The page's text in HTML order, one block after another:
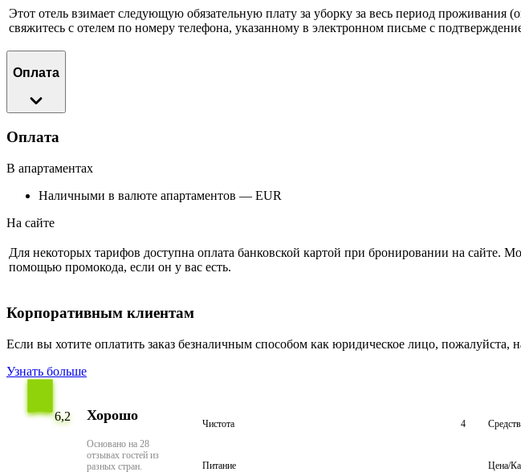
Этот отель взимает следующую обязательную плату за уборку за весь период
свяжитесь с отелем по номеру телефона, указанному в электронном письме с
Оплата
Оплата
В апартаментах
Наличными в валюте апартаментов — EUR
На сайте
Для некоторых тарифов доступна оплата банковской картой при бронировании на
помощью промокода, если он у вас есть.
Корпоративным клиентам
Если вы хотите оплатить заказ безналичным способом как юридическое лицо, пожалуйста,
Узнать больше
6,2 Хорошо
Основано на 28
отзывах гостей из
разных стран.
Чистота 4
Питание Цена/